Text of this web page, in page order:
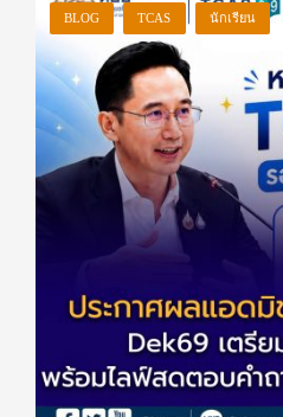
BLOG TCAS นักเรียน